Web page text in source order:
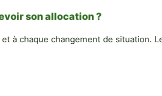
son allocation ?
à chaque changement de situation.